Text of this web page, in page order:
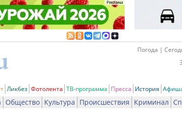
Погода |
Ликбез Фотолента ТВ-программа Пресса История
Общество Культура Происшествия Криминал